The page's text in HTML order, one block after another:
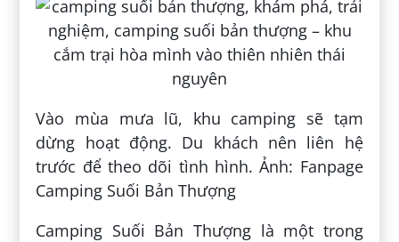
Vào mùa mưa lũ, khu camping sẽ tạm
dừng hoạt động. Du khách nên liên hệ
trước để theo dõi tình hình. Ảnh: Fanpage
Camping Suối Bản Thượng
Camping Suối Bản Thượng là một trong